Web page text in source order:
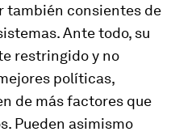
también consientes de
Ante todo, su
restringido y no
políticas,
de más factores que
Pueden asimismo